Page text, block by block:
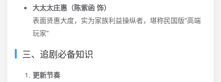
大太太庄惠（陈紫函 饰）
表面贤惠大度，实为家族利益操纵者，堪称民国版"高端
玩家"
三、追剧必备知识
更新节奏